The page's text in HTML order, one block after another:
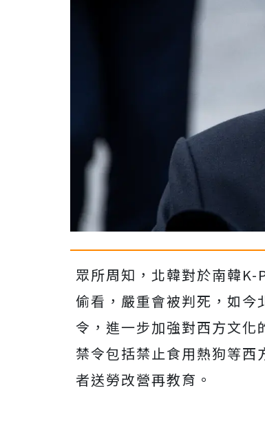
眾所周知，北韓對於南韓
偷看，嚴重會被判死，如今
令，進一步加強對西方文
禁令包括禁止食用熱狗等西
者送勞改營再教育。